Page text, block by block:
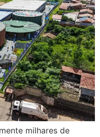
milhares de